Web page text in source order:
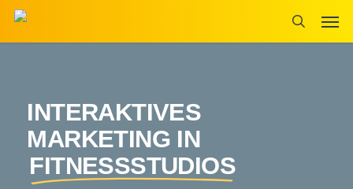
Skip
main
INTERAKTIVES
MARKETING IN
FITNESSSTUDIOS